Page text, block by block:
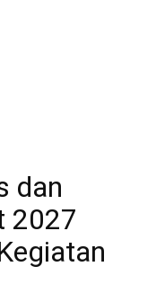
dan
2027